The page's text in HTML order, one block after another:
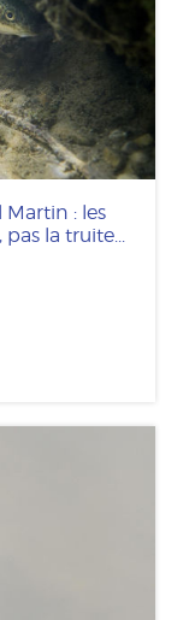
Martin : les
la truite...